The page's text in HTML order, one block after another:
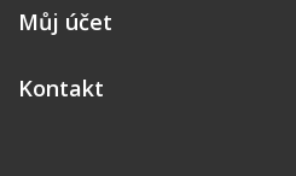
Můj účet
Kontakt